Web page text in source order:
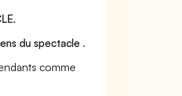
.
du spectacle .
comme